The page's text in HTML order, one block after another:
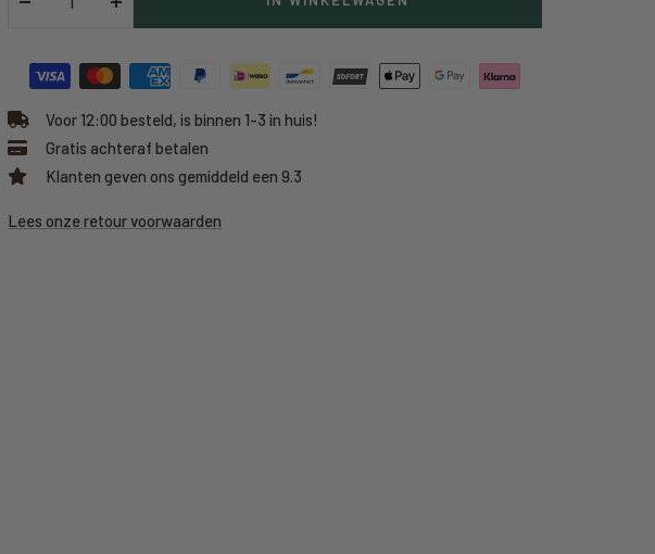
Verlaag
Voor 12:00 besteld, is binnen 1-3 in huis!
Gratis achteraf betalen
Klanten geven ons gemiddeld een 9.3
Lees onze retour voorwaarden